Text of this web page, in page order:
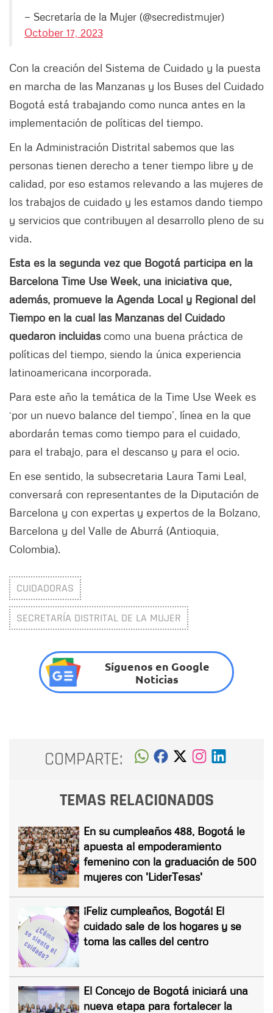
— Secretaría de la Mujer (@secredistmujer)
October 17, 2023
Con la creación del Sistema de Cuidado y la puesta
en marcha de las Manzanas y los Buses del Cuidado
Bogotá está trabajando como nunca antes en la
implementación de políticas del tiempo.
En la Administración Distrital sabemos que las
personas tienen derecho a tener tiempo libre y de
calidad, por eso estamos relevando a las mujeres de
los trabajos de cuidado y les estamos dando tiempo
y servicios que contribuyen al desarrollo pleno de su
vida.
Esta es la segunda vez que Bogotá participa en la
Barcelona Time Use Week, una iniciativa que,
además, promueve la Agenda Local y Regional del
Tiempo en la cual las Manzanas del Cuidado
quedaron incluidascomo una buena práctica de
políticas del tiempo, siendo la única experiencia
latinoamericana incorporada.
Para este año la temática de la Time Use Week es
‘por un nuevo balance del tiempo’, línea en la que
abordarán temas como tiempo para el cuidado,
para el trabajo, para el descanso y para el ocio.
En ese sentido, la subsecretaria Laura Tami Leal,
conversará con representantes de la Diputación de
Barcelona y con expertas y expertos de la Bolzano,
Barcelona y del Valle de Aburrá (Antioquia,
Colombia).
CUIDADORAS
SECRETARÍA DISTRITAL DE LA MUJER
Síguenos en Google
Noticias
COMPARTE:
TEMAS RELACIONADOS
En su cumpleaños 488, Bogotá le
apuesta al empoderamiento
femenino con la graduación de 500
mujeres con 'LiderTesas'
¡Feliz cumpleaños, Bogotá! El
cuidado sale de los hogares y se
toma las calles del centro
El Concejo de Bogotá iniciará una
nueva etapa para fortalecer la